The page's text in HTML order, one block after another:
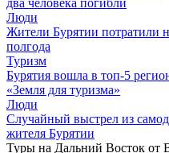
Люди
Жители Бурятии потратили
полгода
Туризм
Бурятия вошла в топ-5
«Земля для туризма»
Люди
Случайный выстрел из
жителя Бурятии
Туры на Дальний Восток от